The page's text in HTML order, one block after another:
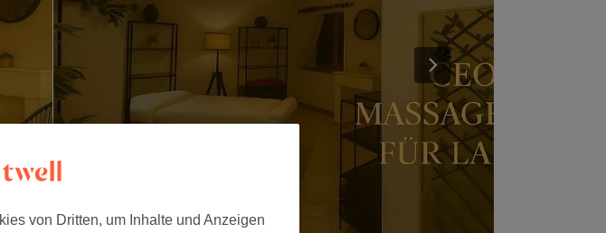
von Dritten, um Inhalte und Anzeigen